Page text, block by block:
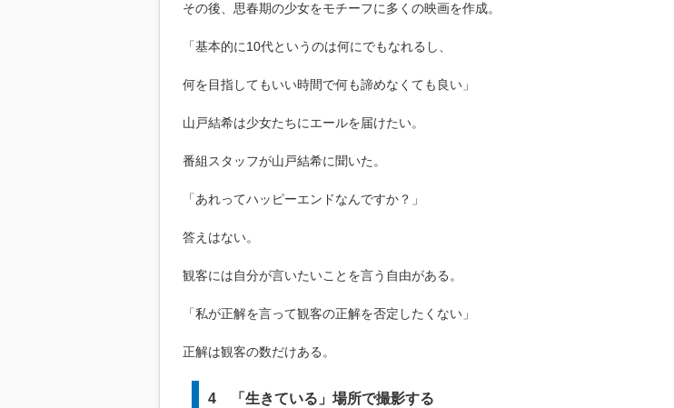
その後、思春期の少女をモチーフに多くの映画を作成。
「基本的に10代というのは何にでもなれるし、
何を目指してもいい時間で何も諦めなくても良い」
山戸結希は少女たちにエールを届けたい。
番組スタッフが山戸結希に聞いた。
「あれってハッピーエンドなんですか？」
答えはない。
観客には自分が言いたいことを言う自由がある。
「私が正解を言って観客の正解を否定したくない」
正解は観客の数だけある。
4 「生きている」場所で撮影する